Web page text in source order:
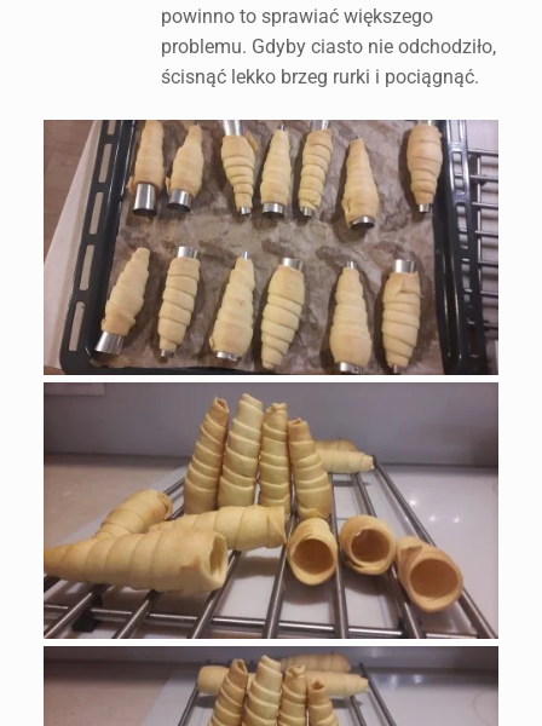
powinno to sprawiać większego
problemu. Gdyby ciasto nie odchodziło,
ścisnąć lekko brzeg rurki i pociągnąć.